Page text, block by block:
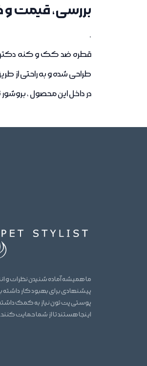
بررسی، قیمت و
.
طراحی شده و به راحتی
در داخل این محصول ، بروشور
ما همیشه آماده شنیدن نظرات و
پیشنهادی برای بهبود کار
پوستی پت تون نیاز به کمک
اینجا هستند تا از شما حمایت کنند.